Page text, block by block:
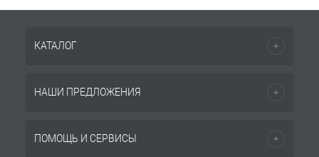
КАТАЛОГ
НАШИ ПРЕДЛОЖЕНИЯ
ПОМОЩЬ И СЕРВИСЫ